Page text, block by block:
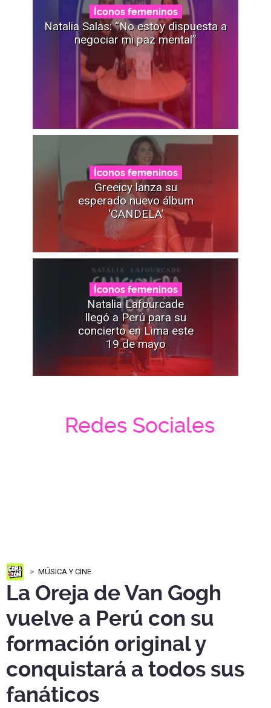
Íconos femeninos
Natalia Salas: “No estoy dispuesta a
negociar mi paz mental”
Íconos femeninos
Greeicy lanza su
esperado nuevo álbum
‘CANDELA’
Íconos femeninos
Natalia Lafourcade
llegó a Perú para su
concierto en Lima este
19 de mayo
Redes Sociales
MÚSICA Y CINE
La Oreja de Van Gogh
vuelve a Perú con su
formación original y
conquistará a todos sus
fanáticos